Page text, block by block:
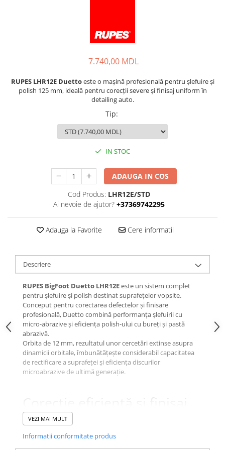
7.740,00 MDL
RUPES LHR12E Duettoeste o mașină profesională pentru șlefuire și
polish 125 mm, ideală pentru corecții severe și finisaj uniform în
detailing auto.
Tip:
IN STOC
ADAUGA IN COS
Cod Produs: LHR12E/STD
Ai nevoie de ajutor? +37369742295
Adauga la Favorite Cere informatii
Descriere
RUPES BigFoot Duetto LHR12Eeste un sistem complet
pentru șlefuire și polish destinat suprafețelor vopsite.
Conceput pentru corectarea defectelor și finisare
profesională, Duetto combină performanța șlefuirii cu
micro-abrazive și eficiența polish-ului cu bureți și pastă
abrazivă.
Orbita de 12 mm, rezultatul unor cercetări extinse asupra
dinamicii orbitale, îmbunătățește considerabil capacitatea
de rectificare a suprafeței și eficiența discurilor
microabrazive de ultimă generație.
predictibil
eficientă pentru:
netezirea efectului „coajă de portocală”
VEZI MAI MULT
Informatii conformitate produs